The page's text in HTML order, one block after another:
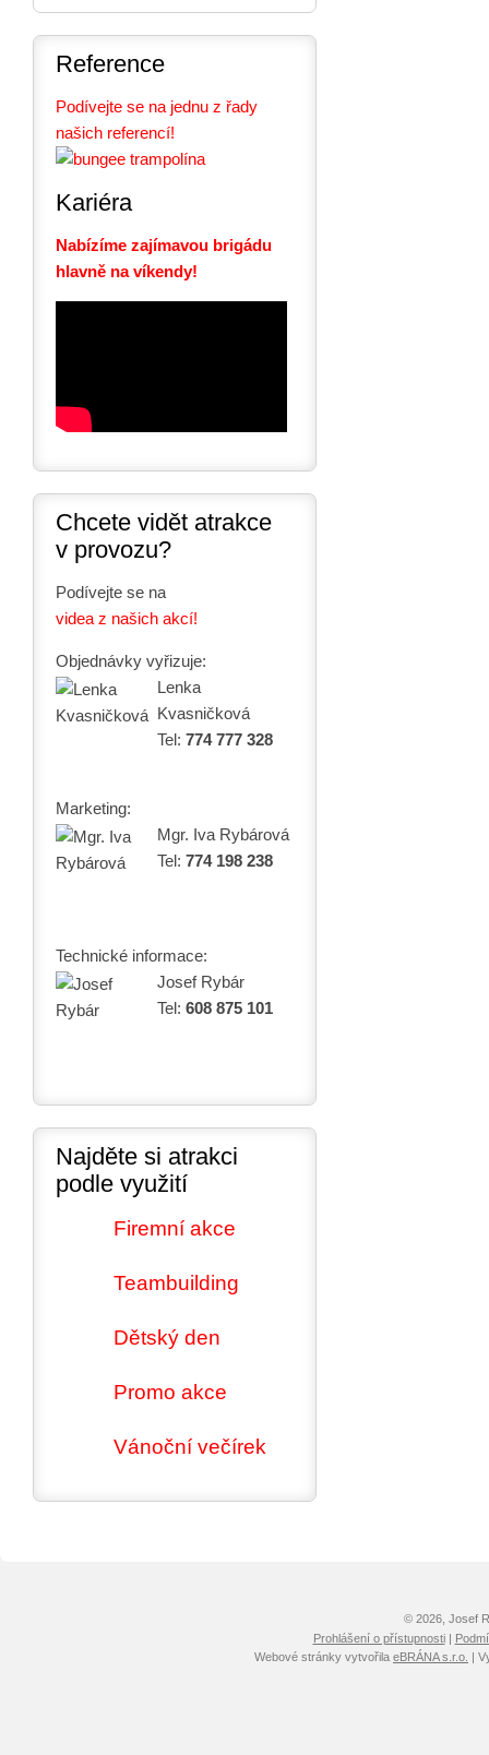
Reference
Podívejte se na jednu z řady
našich referencí!
Kariéra
Nabízíme zajímavou brigádu
hlavně na víkendy!
Chcete vidět atrakce
v provozu?
Podívejte se na
videa z našich akcí!
Objednávky vyřizuje:
Lenka
Kvasničková
Tel: 774 777 328
Marketing:
Mgr. Iva Rybárová
Tel: 774 198 238
Technické informace:
Josef Rybár
Tel: 608 875 101
Najděte si atrakci
podle využití
Firemní akce
Teambuilding
Dětský den
Promo akce
Vánoční večírek
© 2026, Josef
Prohlášení o přístupnosti|
Webové stránky vytvořila eBRÁNA s.r.o. |